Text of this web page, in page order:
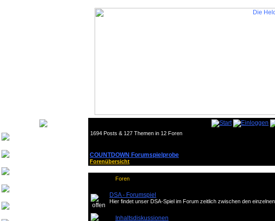
1694 Posts & 127 Themen in 12 Foren
COUNTDOWN Forumspielprobe
Forenübersicht
Foren
DSA - Forumspiel
Hier findet unser DSA-Spiel im Forum zeitlich zwischen den
Inhaltsdiskussionen